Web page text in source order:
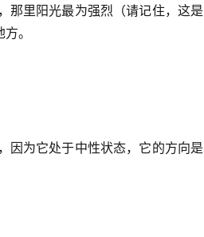
那里阳光最为强烈（请记住，这是
。
因为它处于中性状态，它的方向是